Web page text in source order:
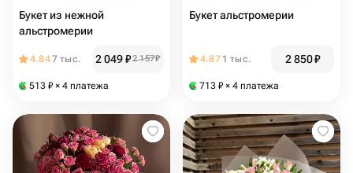
Букет из нежной
альстромерии
4.847 тыс. 2 049₽2 157₽
513 ₽ × 4 платежа
Букет альстромерии
4.87 1 тыс. 2 850₽
713 ₽ × 4 платежа